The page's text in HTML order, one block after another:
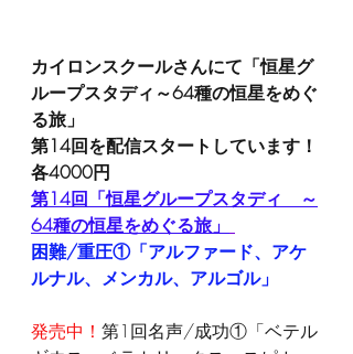
カイロンスクールさんにて「恒星グ
ループスタディ～64種の恒星をめぐ
る旅」
第14回を配信スタートしています！
各4000円
第14回「恒星グループスタディ　～
64種の恒星をめぐる旅」
困難/重圧①「アルファード、アケ
ルナル、メンカル、アルゴル」
発売中！ 第1回名声/成功①「ベテル